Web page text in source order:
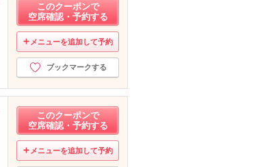
このクーポンで
空席確認・予約する
メニューを追加して予約
ブックマークする
このクーポンで
空席確認・予約する
メニューを追加して予約